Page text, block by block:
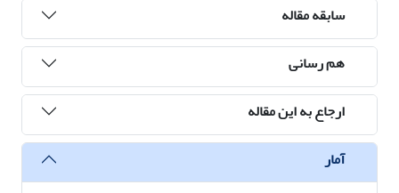
سابقه مقاله
هم رسانی
ارجاع به این مقاله
آمار